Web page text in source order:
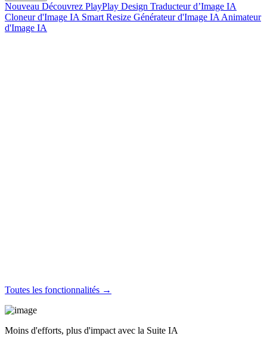
Nouveau Découvrez PlayPlay Design Traducteur d’Image IA
Cloneur d'Image IA Smart Resize Générateur d'Image IA Animateur
d'Image IA
Toutes les fonctionnalités →
Moins d'efforts, plus d'impact avec la Suite IA